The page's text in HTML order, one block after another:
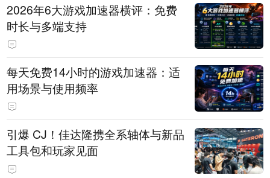
2026年6大游戏加速器横评：免费
时长与多端支持
每天免费14小时的游戏加速器：适
用场景与使用频率
引爆 CJ！佳达隆携全系轴体与新品
工具包和玩家见面